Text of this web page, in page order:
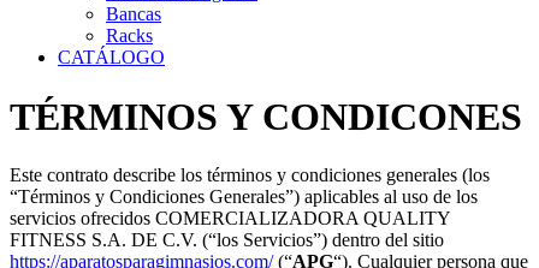
Bancas
Racks
CATÁLOGO
TÉRMINOS Y CONDICONES
Este contrato describe los términos y condiciones generales (los
“Términos y Condiciones Generales”) aplicables al uso de los
servicios ofrecidos COMERCIALIZADORA QUALITY
FITNESS S.A. DE C.V. (“los Servicios”) dentro del sitio
https://aparatosparagimnasios.com/(“APG“). Cualquier persona que